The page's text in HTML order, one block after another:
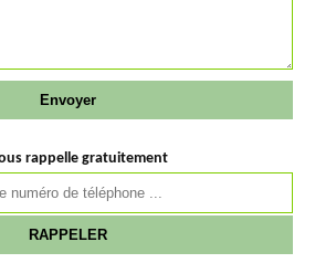
rappelle gratuitement